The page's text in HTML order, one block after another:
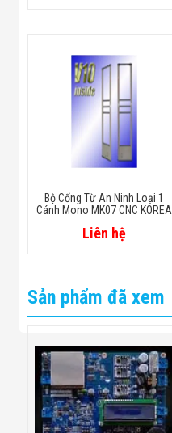
Bộ Cổng Từ An Ninh Loại 1
Cánh Mono MK07 CNC KOREA
Liên hệ
Sản phẩm đã xem